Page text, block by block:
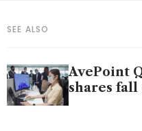
SEE ALSO
AvePoint
shares fall